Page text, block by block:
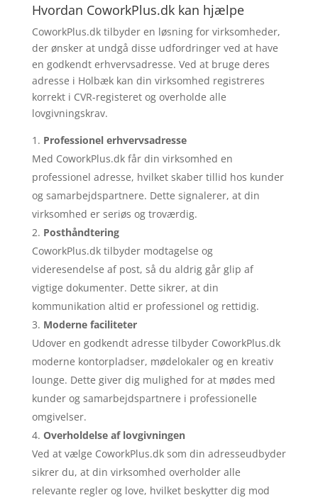
Hvordan CoworkPlus.dk kan hjælpe
CoworkPlus.dk tilbyder en løsning for virksomheder,
der ønsker at undgå disse udfordringer ved at have
en godkendt erhvervsadresse. Ved at bruge deres
adresse i Holbæk kan din virksomhed registreres
korrekt i CVR-registeret og overholde alle
lovgivningskrav.
Professionel erhvervsadresse
Med CoworkPlus.dk får din virksomhed en
professionel adresse, hvilket skaber tillid hos kunder
og samarbejdspartnere. Dette signalerer, at din
virksomhed er seriøs og troværdig.
Posthåndtering
CoworkPlus.dk tilbyder modtagelse og
videresendelse af post, så du aldrig går glip af
vigtige dokumenter. Dette sikrer, at din
kommunikation altid er professionel og rettidig.
Moderne faciliteter
Udover en godkendt adresse tilbyder CoworkPlus.dk
moderne kontorpladser, mødelokaler og en kreativ
lounge. Dette giver dig mulighed for at mødes med
kunder og samarbejdspartnere i professionelle
omgivelser.
Overholdelse af lovgivningen
Ved at vælge CoworkPlus.dk som din adresseudbyder
sikrer du, at din virksomhed overholder alle
relevante regler og love, hvilket beskytter dig mod